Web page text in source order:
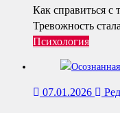
Как справиться с
Тревожность
Психология
07.01.2026